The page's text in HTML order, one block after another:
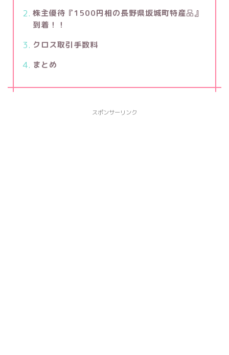
株主優待『1500円相の長野県坂城町特産品』
到着！！
クロス取引手数料
まとめ
スポンサーリンク